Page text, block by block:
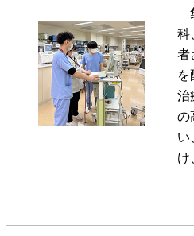
科
者
を
治
の
い
け